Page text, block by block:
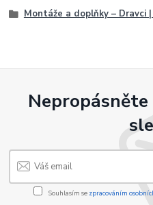
Montáže a doplňky – Dravci
Nepropásněte
Souhlasím se zpracováním